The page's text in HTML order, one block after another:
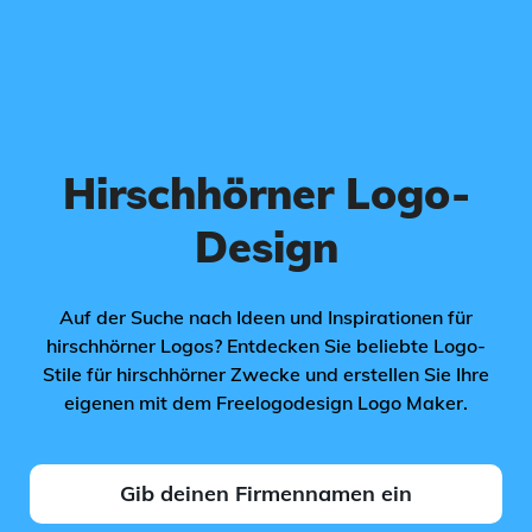
Hirschhörner Logo-
Design
Auf der Suche nach Ideen und Inspirationen für
hirschhörner Logos? Entdecken Sie beliebte Logo-
Stile für hirschhörner Zwecke und erstellen Sie Ihre
eigenen mit dem Freelogodesign Logo Maker.